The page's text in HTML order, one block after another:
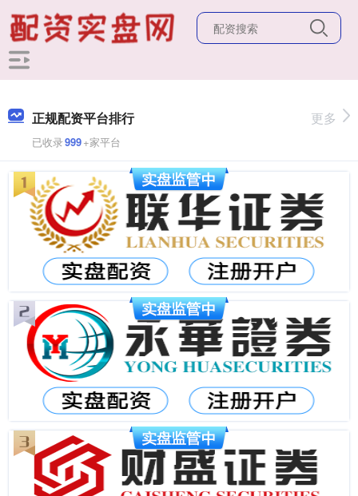
正规配资平台排行
已收录999+家平台
更多